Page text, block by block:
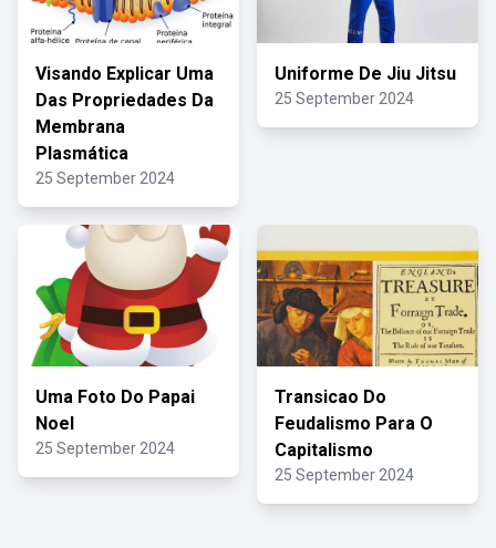
Visando Explicar Uma
Das Propriedades Da
Membrana
Plasmática
25 September 2024
Uniforme De Jiu Jitsu
25 September 2024
Uma Foto Do Papai
Noel
25 September 2024
Transicao Do
Feudalismo Para O
Capitalismo
25 September 2024